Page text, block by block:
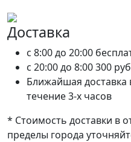
Доставка
c 8:00 до 20:00
c 20:00 до 8:00300
Ближайшая доставка
течение 3-х часов
* Стоимость доставки в
пределы города